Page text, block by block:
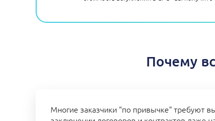
Почему
Многие заказчики "по привычке" требуют